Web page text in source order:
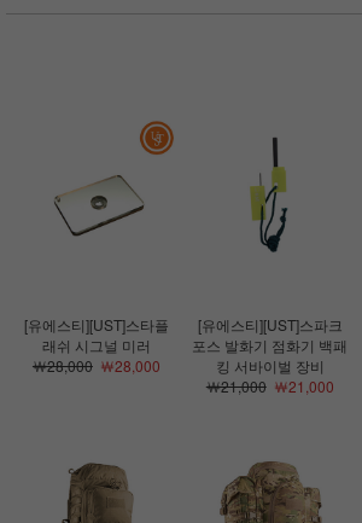
[유에스티][UST]스타플
래쉬 시그널 미러
￦28,000￦28,000
[유에스티][UST]스파크
포스 발화기 점화기 백패
킹 서바이벌 장비
￦21,000￦21,000